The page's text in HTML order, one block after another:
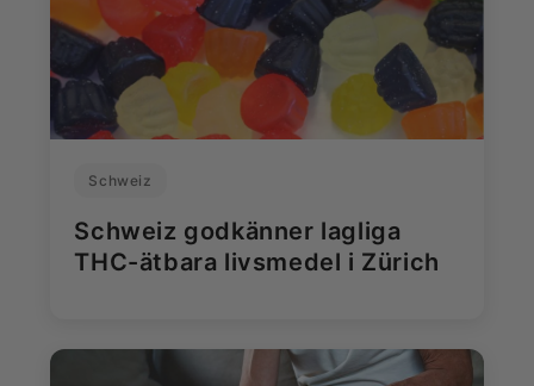
Schweiz
Schweiz godkänner lagliga
THC-ätbara livsmedel i Zürich